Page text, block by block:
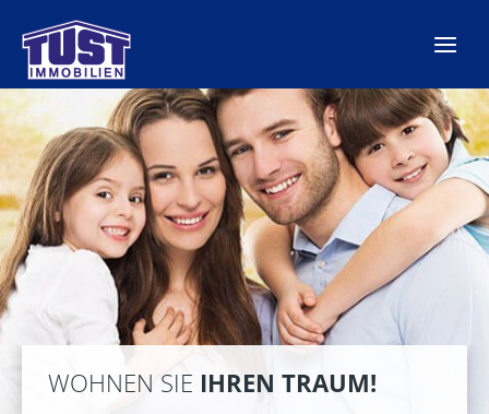
Inhalt
springen
WOHNEN SIE IHREN TRAUM!